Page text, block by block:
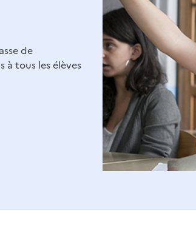
de
tous les élèves